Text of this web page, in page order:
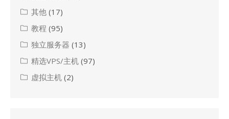
其他 (17)
教程 (95)
独立服务器 (13)
精选VPS/主机 (97)
虚拟主机 (2)